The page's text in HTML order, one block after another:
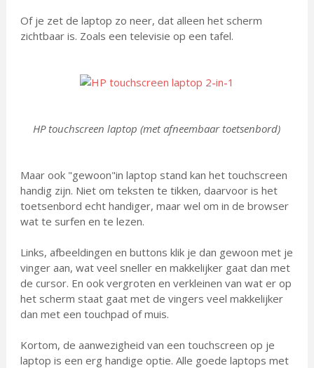
Of je zet de laptop zo neer, dat alleen het scherm
zichtbaar is. Zoals een televisie op een tafel.
HP touchscreen laptop (met afneembaar toetsenbord)
Maar ook "gewoon"in laptop stand kan het touchscreen
handig zijn. Niet om teksten te tikken, daarvoor is het
toetsenbord echt handiger, maar wel om in de browser
wat te surfen en te lezen.
Links, afbeeldingen en buttons klik je dan gewoon met je
vinger aan, wat veel sneller en makkelijker gaat dan met
de cursor. En ook vergroten en verkleinen van wat er op
het scherm staat gaat met de vingers veel makkelijker
dan met een touchpad of muis.
Kortom, de aanwezigheid van een touchscreen op je
laptop is een erg handige optie. Alle goede laptops met